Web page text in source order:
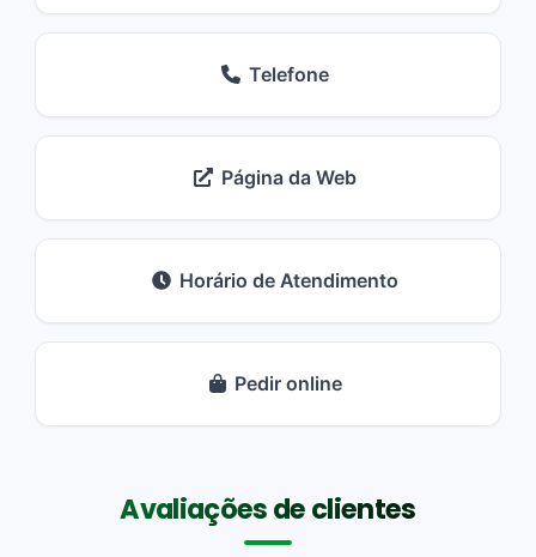
Telefone
Página da Web
Horário de Atendimento
Pedir online
Avaliações de clientes